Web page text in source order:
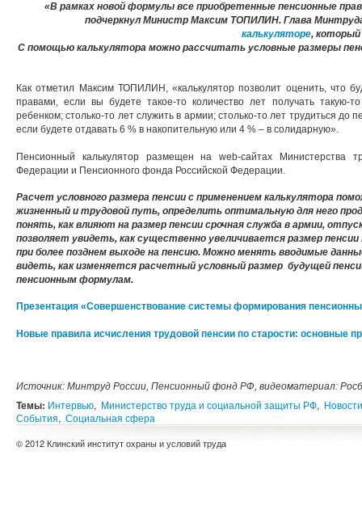
«В рамках новой формулы все приобретенные пенсионные
подчеркнул Министр Максим ТОПИЛИН. Глава
калькуляторе, который
С помощью калькулятора можно рассчитать условные размеры
Как отметил Максим ТОПИЛИН, «калькулятор позволит оценить, что
правами, если вы будете такое-то количество лет получать такую-
ребенком; столько-то лет служить в армии; столько-то лет трудиться до
если будете отдавать 6 % в накопительную или 4 % – в солидарную».
Пенсионный калькулятор размещен на web-сайтах Министерства
Федерации и Пенсионного фонда Российской Федерации.
Расчет условного размера пенсии с применением калькулятора
жизненный и трудовой путь, определить оптимальную для него
понять, как влияют на размер пенсии срочная служба в армии,
позволяет увидеть, как существенно увеличивается размер
при более позднем выходе на пенсию. Можно менять вводимые
видеть, как изменяется расчетный условный размер будущей
пенсионным формулам.
Презентация «Совершенствование системы формирования
Новые правила исчисления трудовой пенсии по старости: основные
Источник: Минтруд России, Пенсионный фонд РФ, видеоматериал:
Темы: Интервью, Министерство труда и социальной защиты РФ, Новости
События, Социальная сфера
© 2012 Клинский институт охраны и условий труда